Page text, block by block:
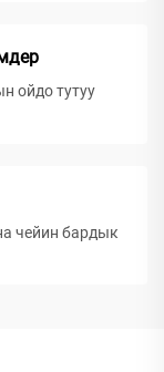
ойдо тутуу
чейин бардык